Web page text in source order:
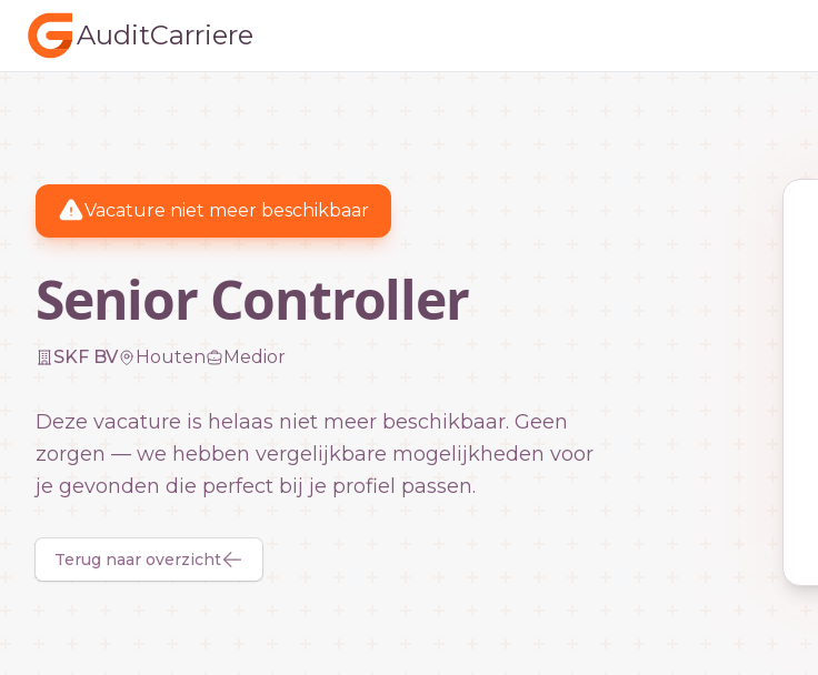
AuditCarriere
Vacature niet meer beschikbaar
Senior Controller
SKF BV Houten Medior
Deze vacature is helaas niet meer beschikbaar. Geen
zorgen — we hebben vergelijkbare mogelijkheden voor
je gevonden die perfect bij je profiel passen.
Terug naar overzicht